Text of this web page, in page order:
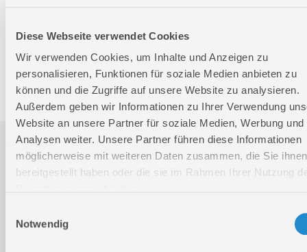
Diese Webseite verwendet Cookies
Wir verwenden Cookies, um Inhalte und Anzeigen zu
personalisieren, Funktionen für soziale Medien anbieten zu
können und die Zugriffe auf unsere Website zu analysieren.
Außerdem geben wir Informationen zu Ihrer Verwendung
Website an unsere Partner für soziale Medien, Werbung und
Analysen weiter. Unsere Partner führen diese Informationen
möglicherweise mit weiteren Daten zusammen, die Sie ihnen
bereitgestellt haben oder die sie im Rahmen Ihrer Nutzung
Notwendig
Ersatzteile- und Zubehör-Shop
Ersatzteileversion FSL50145-01